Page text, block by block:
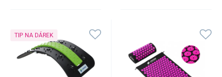
TIP NA DÁREK